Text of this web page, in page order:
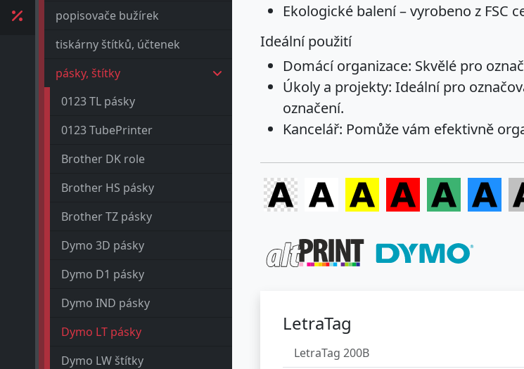
popisovače bužírek
tiskárny štítků, účtenek
pásky, štítky
0123 TL pásky
0123 TubePrinter
Brother DK role
Brother HS pásky
Brother TZ pásky
Dymo 3D pásky
Dymo D1 pásky
Dymo IND pásky
Dymo LT pásky
Dymo LW štítky
Ekologické balení – vyrobeno z FSC
Ideální použití
Domácí organizace: Skvělé pro
Úkoly a projekty: Ideální pro
označení.
Kancelář: Pomůže vám efektivně
LetraTag
LetraTag 200B